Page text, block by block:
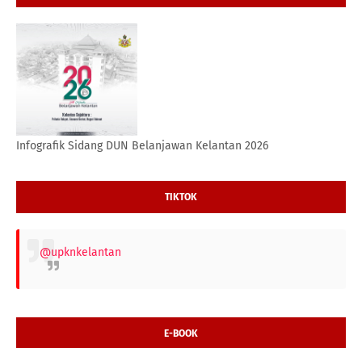
Infografik Sidang DUN Belanjawan Kelantan 2026
TIKTOK
@upknkelantan
E-BOOK